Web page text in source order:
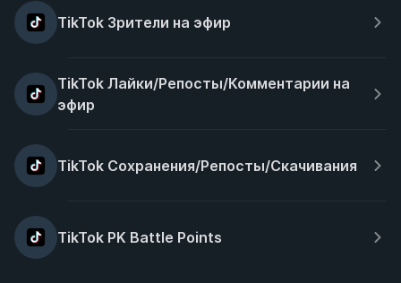
TikTok Зрители на эфир
TikTok Лайки/Репосты/Комментарии на
эфир
TikTok Сохранения/Репосты/Скачивания
TikTok PK Battle Points